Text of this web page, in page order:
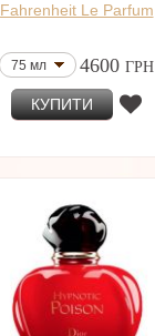
Fahrenheit Le Parfum
75 мл 4600 ГРН
КУПИТИ